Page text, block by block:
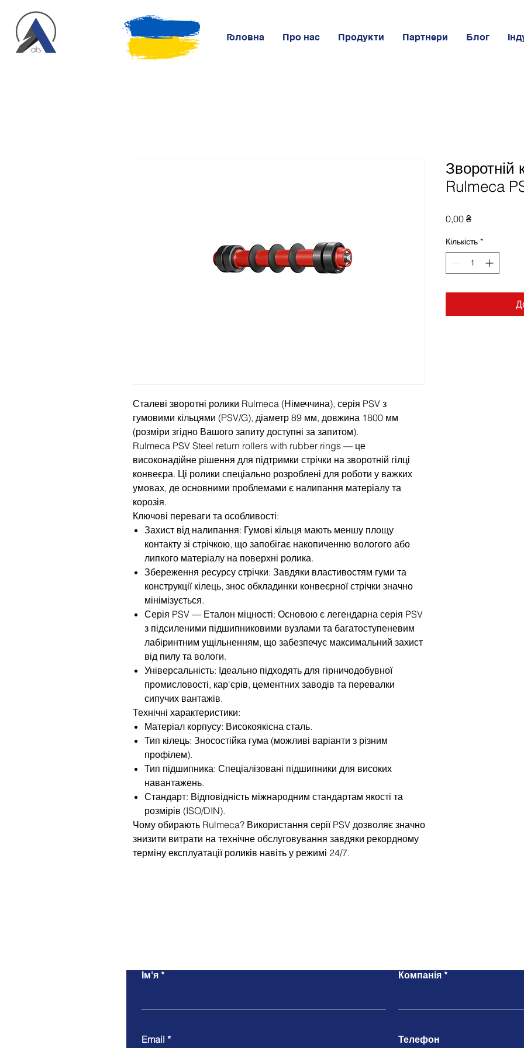
Головна Про нас Продукти Партнери Блог
Сталеві зворотні ролики Rulmeca (Німеччина), серія PSV з
гумовими кільцями (PSV/G), діаметр 89 мм, довжина 1800 мм
(розміри згідно Вашого запиту доступні за запитом).
Rulmeca PSV Steel return rollers with rubber rings — це
високонадійне рішення для підтримки стрічки на зворотній гілці
конвеєра. Ці ролики спеціально розроблені для роботи у важких
умовах, де основними проблемами є налипання матеріалу та
корозія.
Ключові переваги та особливості:
Захист від налипання: Гумові кільця мають меншу площу
контакту зі стрічкою, що запобігає накопиченню вологого або
липкого матеріалу на поверхні ролика.
Збереження ресурсу стрічки: Завдяки властивостям гуми та
конструкції кілець, знос обкладинки конвеєрної стрічки значно
мінімізується.
Серія PSV — Еталон міцності: Основою є легендарна серія PSV
з підсиленими підшипниковими вузлами та багатоступеневим
лабіринтним ущільненням, що забезпечує максимальний захист
від пилу та вологи.
Універсальність: Ідеально підходять для гірничодобувної
промисловості, кар'єрів, цементних заводів та перевалки
сипучих вантажів.
Технічні характеристики:
Матеріал корпусу: Високоякісна сталь.
Тип кілець: Зносостійка гума (можливі варіанти з різним
профілем).
Тип підшипника: Спеціалізовані підшипники для високих
навантажень.
Стандарт: Відповідність міжнародним стандартам якості та
розмірів (ISO/DIN).
Чому обирають Rulmeca? Використання серії PSV дозволяє значно
знизити витрати на технічне обслуговування завдяки рекордному
терміну експлуатації роликів навіть у режимі 24/7.
Зворотній
Rulmeca
0,00 ₴Ціна
Кількість *
Ім'я Компанія
Email Телефон